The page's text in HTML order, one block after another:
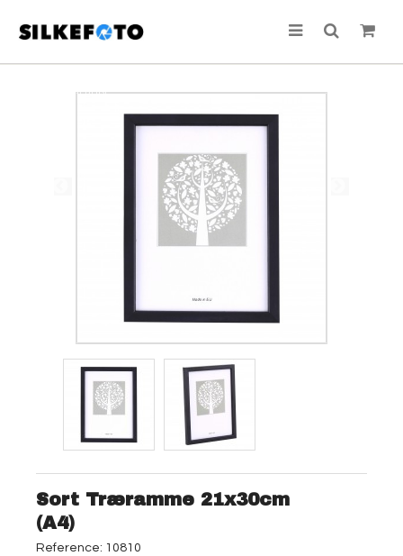
TILBUD!
Sort Træramme 21x30cm
(A4)
Reference: 10810